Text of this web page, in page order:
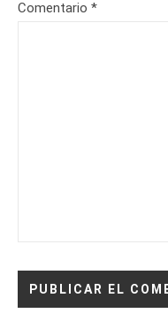
Comentario *